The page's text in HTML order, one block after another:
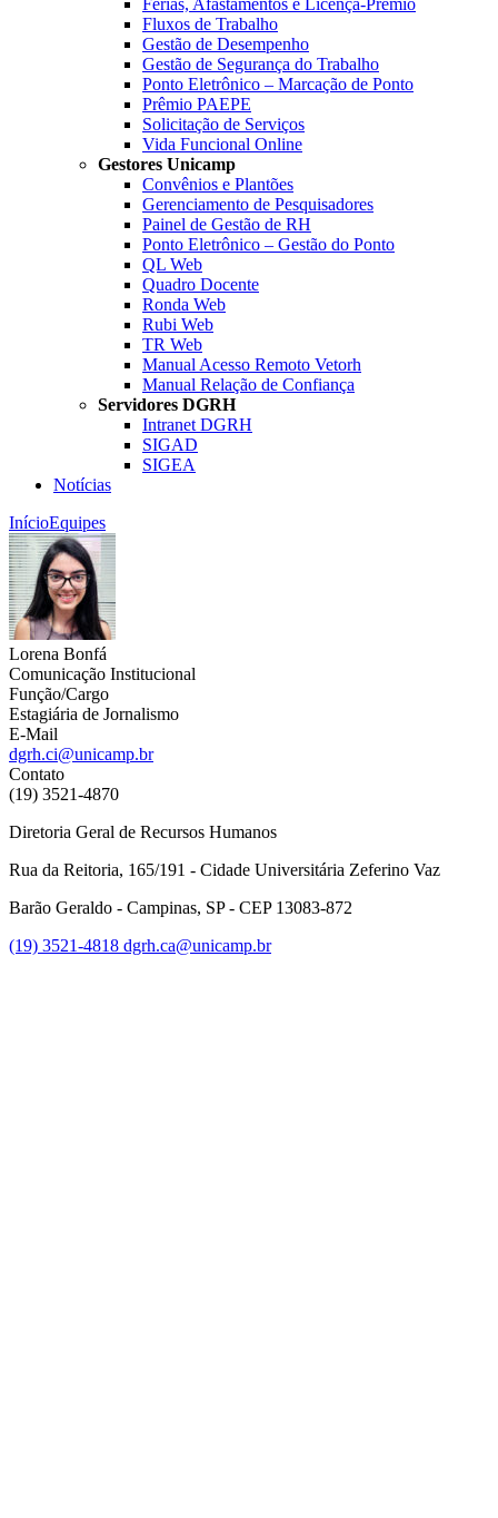
Férias, Afastamentos e Licença-Prêmio
Fluxos de Trabalho
Gestão de Desempenho
Gestão de Segurança do Trabalho
Ponto Eletrônico – Marcação de Ponto
Prêmio PAEPE
Solicitação de Serviços
Vida Funcional Online
Gestores Unicamp
Convênios e Plantões
Gerenciamento de Pesquisadores
Painel de Gestão de RH
Ponto Eletrônico – Gestão do Ponto
QL Web
Quadro Docente
Ronda Web
Rubi Web
TR Web
Manual Acesso Remoto Vetorh
Manual Relação de Confiança
Servidores DGRH
Intranet DGRH
SIGAD
SIGEA
Notícias
InícioEquipes
Lorena Bonfá
Comunicação Institucional
Função/Cargo
Estagiária de Jornalismo
E-Mail
dgrh.ci@unicamp.br
Contato
(19) 3521-4870
Diretoria Geral de Recursos Humanos
Rua da Reitoria, 165/191 - Cidade Universitária Zeferino Vaz
Barão Geraldo - Campinas, SP - CEP 13083-872
(19) 3521-4818 dgrh.ca@unicamp.br